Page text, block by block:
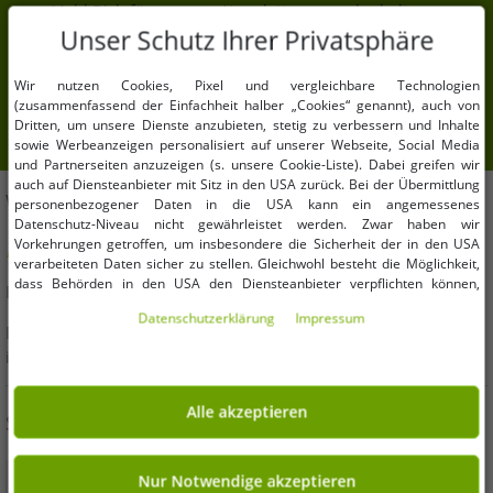
Meld Dich für unseren Newsletter an und erhalte
Deine 7% Extra-Rabatt.
Deine E-Mail-Adresse hier
Anmelden
WIR HELFEN DIR!
Hast Du Fragen oder brauchst Hilfe? Wir beraten Dich gern!
E-Mail:kundendienst@outlet46.de
Deine Anfrage wird von Montag bis Freitag in der Regel
innerhalb von 24 Stunden beantwortet
SICHER EINKAUFEN
Unser Schutz Ihrer Privatsphäre
Wir nutzen Cookies, Pixel und vergleichbare Technologien
(zusammenfassend der Einfachheit halber „Cookies“ genannt), auch von
Dritten, um unsere Dienste anzubieten, stetig zu verbessern und Inhalte
sowie Werbeanzeigen personalisiert auf unserer Webseite, Social Media
und Partnerseiten anzuzeigen (s. unsere Cookie-Liste). Dabei greifen wir
auch auf Diensteanbieter mit Sitz in den USA zurück. Bei der Übermittlung
personenbezogener Daten in die USA kann ein angemessenes
Datenschutz-Niveau nicht gewährleistet werden. Zwar haben wir
Vorkehrungen getroffen, um insbesondere die Sicherheit der in den USA
verarbeiteten Daten sicher zu stellen. Gleichwohl besteht die Möglichkeit,
dass Behörden in den USA den Diensteanbieter verpflichten können,
im Einzelfall auf Basis entsprechender US-Gesetzgebung, ein wirksamer
Zugriff informiert wirst. Mit Deiner Einwilligung gem. Art. 49 Abs. 1 lit. a
DSGVO erklärst Du Dich in die Übermittlung in die USA für einverstanden
(s.a. unsere Datenschutzerklärung). Du hast die Wahl, ob nur notwendige
Cookies verwendet werden sollen oder ob Du darüber hinaus weitere
Cookies akzeptieren möchtest. Standardmäßig sind nur notwendige Dienste
aktiv, was Du unter „Nur Notwendige akzeptieren verwenden“ bestätigen
Daten­schutz­erklärung Impressum
Alle akzeptieren
Nur Notwendige akzeptieren